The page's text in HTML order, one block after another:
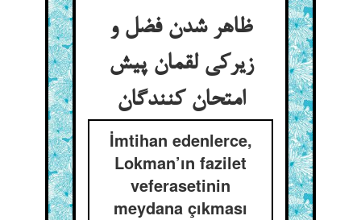
ظاهر شدن فضل و
زیرکی لقمان پیش
امتحان کنندگان
İmtihan edenlerce,
Lokman’ın fazilet
veferasetinin
meydana çıkması